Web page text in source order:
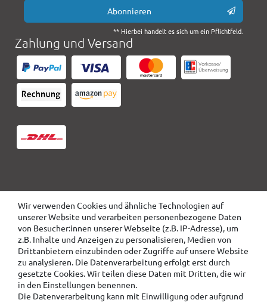
Wir verwenden Cookies und ähnliche Technologien auf
unserer Website und verarbeiten personenbezogene Daten
von Besucher:innen unserer Webseite (z.B. IP-Adresse), um
z.B. Inhalte und Anzeigen zu personalisieren, Medien von
Drittanbietern einzubinden oder Zugriffe auf unsere Website
zu analysieren. Die Datenverarbeitung erfolgt erst durch
gesetzte Cookies. Wir teilen diese Daten mit Dritten, die wir
in den Einstellungen benennen.
Die Datenverarbeitung kann mit Einwilligung oder aufgrund
Abonnieren
** Hierbei handelt es sich um ein Pflichtfeld.
Zahlung und Versand